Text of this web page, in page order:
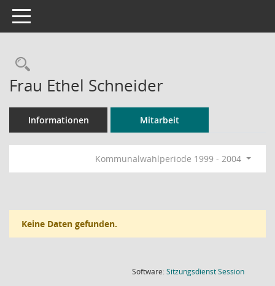
Toggle navigation
Rechercheauswahl
Frau Ethel Schneider
Informationen Mitarbeit
Kommunalwahlperiode 1999 - 2004
Keine Daten gefunden.
Software:SitzungsdienstSession(Wird in